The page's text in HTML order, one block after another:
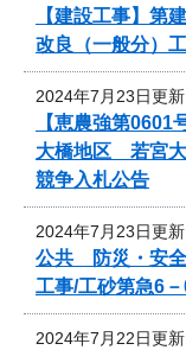
【建設工事】
改良（一般分）
2024年7月23日更新
【恵農強第
大橋地区 若宮大
競争入札公告
2024年7月23日更新
公共 防災・安
工事/工砂第急6
2024年7月22日更新